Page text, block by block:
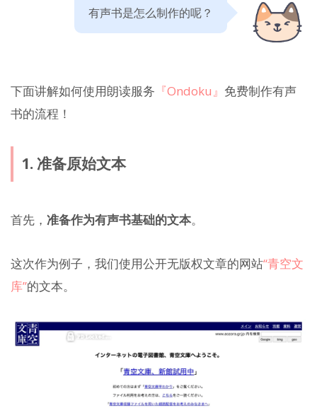
有声书是怎么制作的呢？
下面讲解如何使用朗读服务 『Ondoku』 免费制作有声
书的流程！
1. 准备原始文本
首先， 准备作为有声书基础的文本。
这次作为例子，我们使用公开无版权文章的网站“青空文
库”的文本。